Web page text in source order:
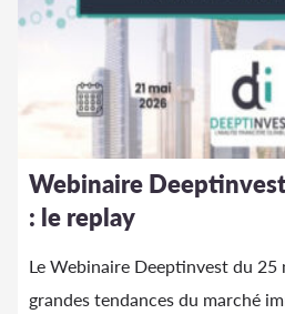
Webinaire
: le replay
Le Webinaire Deeptinvest du
grandes tendances du marché